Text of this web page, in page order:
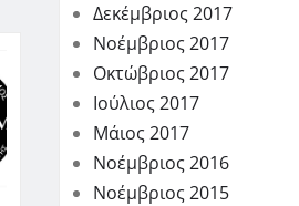
Δεκέμβριος 2017
Νοέμβριος 2017
Οκτώβριος 2017
Ιούλιος 2017
Μάιος 2017
Νοέμβριος 2016
Νοέμβριος 2015